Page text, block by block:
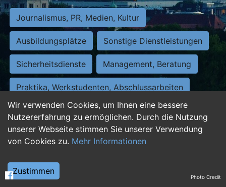
Wir verwenden Cookies, um Ihnen eine bessere
Nutzererfahrung zu ermöglichen. Durch die Nutzung
unserer Webseite stimmen Sie unserer Verwendung
von Cookies zu. Mehr Informationen
Zustimmen
Journalismus, PR, Medien, Kultur
Ausbildungsplätze Sonstige Dienstleistungen
Sicherheitsdienste Management, Beratung
Praktika, Werkstudenten, Abschlussarbeiten
Personalwesen Assistenz, Sekretariat
Hilfskräfte, Aushilfs- und Nebenjobs
Weiterbildung, Studium, duale Ausbildung Photo Credit